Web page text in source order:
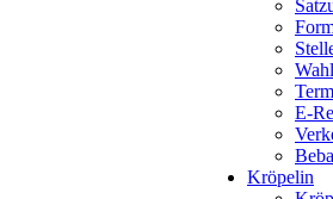
E-
Kröpelin